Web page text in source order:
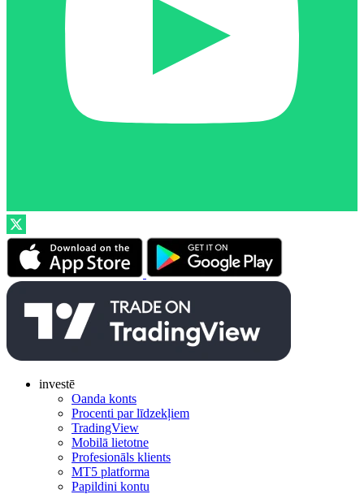
investē
Oanda konts
Procenti par līdzekļiem
TradingView
Mobilā lietotne
Profesionāls klients
MT5 platforma
Papildini kontu